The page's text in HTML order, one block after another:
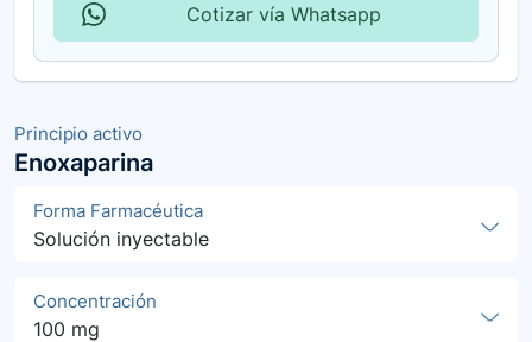
Principio activo
Enoxaparina
Forma Farmacéutica
Solución inyectable
Concentración
100 mg
Cotizar vía Whatsapp